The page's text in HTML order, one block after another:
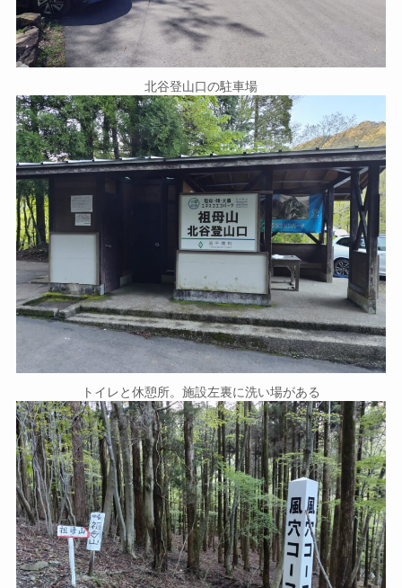
北谷登山口の駐車場
トイレと休憩所。施設左裏に洗い場がある